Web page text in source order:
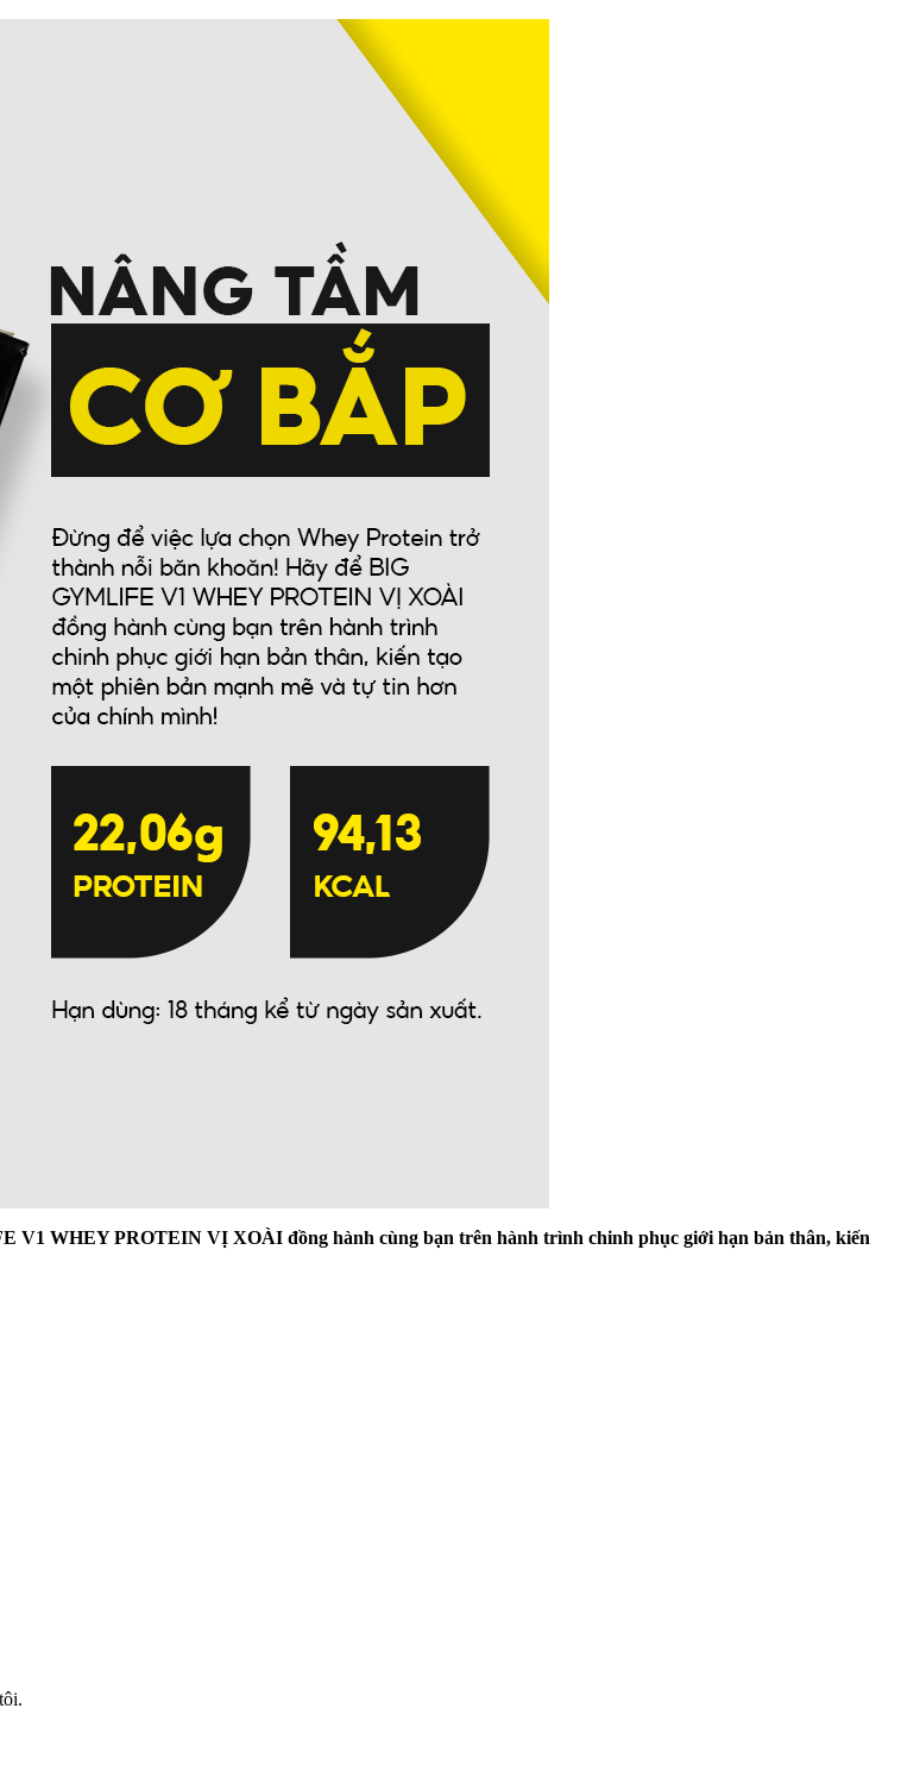
V1 WHEY PROTEIN VỊ XOÀI đồng hành cùng bạn trên hành trình chinh phục giới hạn bản thân, kiến